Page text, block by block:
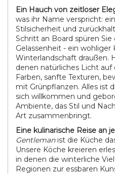
Ein Hauch von zeitloser
was ihr Name verspricht:
Stilsicherheit und
Schritt an Board spüren Sie
Gelassenheit - ein wohliger
Winterlandschaft draußen.
denen natürliches Licht
Farben, sanfte Texturen,
mit Grünpflanzen. Alles ist
sich willkommen und
Ambiente, das Stil und
Art zusammenbringt.
Eine kulinarische Reise an
Gentlemanist die Küche
Unsere Köche kreieren
in denen die winterliche
Regionen zur essbaren